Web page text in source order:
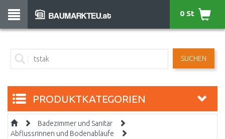
SUCHEN
0 St
PRODUKTKATEGORIEN
Badezimmer und Sanitär
Abflussrinnen und Bodenabläufe